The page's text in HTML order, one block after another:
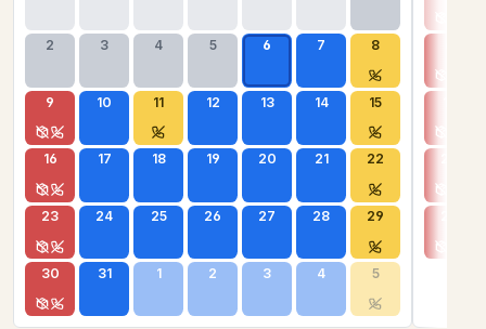
2 3 4 5 6 7 8
9 10 11 12 13 14 15
16 17 18 19 20 21 22
23 24 25 26 27 28 29
30 31 1 2 3 4 5